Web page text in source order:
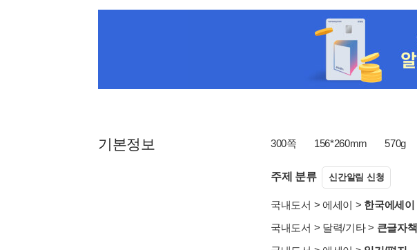
기본정보 300쪽 156*260mm 570g
주제 분류 신간알림 신청
국내도서 > 에세이 > 한국에세이
국내도서 > 달력/기타> 큰글자책